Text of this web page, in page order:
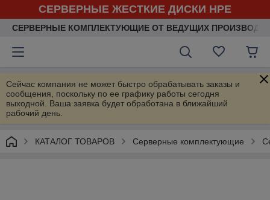
СЕРВЕРНЫЕ ЖЕСТКИЕ ДИСКИ HPE
СЕРВЕРНЫЕ КОМПЛЕКТУЮЩИЕ ОТ ВЕДУЩИХ
Сейчас компания не может быстро обрабатывать заказы и
сообщения, поскольку по ее графику работы сегодня
выходной. Ваша заявка будет обработана в ближайший
рабочий день.
КАТАЛОГ ТОВАРОВ Серверные комплектующие